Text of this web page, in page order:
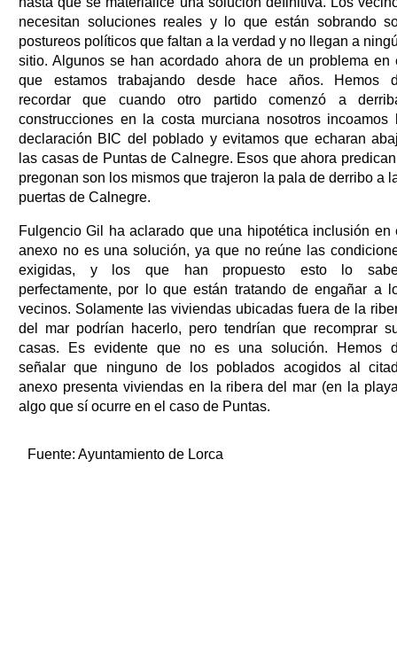
necesitan soluciones reales y lo que están sobrando
postureos políticos que faltan a la verdad y no llegan a
sitio. Algunos se han acordado ahora de un problema en
que estamos trabajando desde hace años. Hemos
recordar que cuando otro partido comenzó a
construcciones en la costa murciana nosotros incoamos
declaración BIC del poblado y evitamos que echaran
las casas de Puntas de Calnegre. Esos que ahora
pregonan son los mismos que trajeron la pala de derribo a
puertas de Calnegre.
Fulgencio Gil ha aclarado que una hipotética inclusión en
anexo no es una solución, ya que no reúne las
exigidas, y los que han propuesto esto lo
perfectamente, por lo que están tratando de engañar a
vecinos. Solamente las viviendas ubicadas fuera de la
del mar podrían hacerlo, pero tendrían que recomprar
casas. Es evidente que no es una solución. Hemos
señalar que ninguno de los poblados acogidos al
anexo presenta viviendas en la ribera del mar (en la
algo que sí ocurre en el caso de Puntas.
Fuente: Ayuntamiento de Lorca